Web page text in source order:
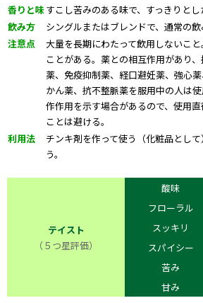
香りと味すこし苦みのある味で、すっきりとし
飲み方
シングルまたはブレンドで、通常の飲
注意点
大量を長期にわたって飲用しないこ
ことがある。薬との相互作用があり
薬、免疫抑制薬、経口避妊薬、強心
かん薬、抗不整脈薬を服用中の人は
作作用を示す場合があるので、使用
ことは避ける。
利用法
チンキ剤を作って使う（化粧品とし
う。
テイスト
（５つ星評価）
酸味
フローラル
スッキリ
スパイシー
苦み
甘み